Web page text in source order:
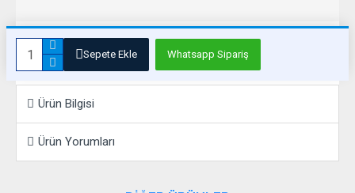
Sepete Ekle Whatsapp Sipariş
Ürün Bilgisi
Ürün Yorumları